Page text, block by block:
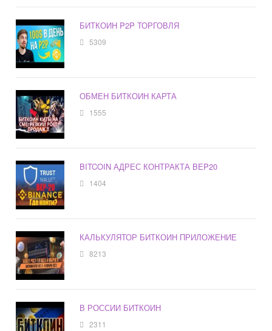
БИТКОИН P2P ТОРГОВЛЯ
5309
ОБМЕН БИТКОИН КАРТА
1555
BITCOIN АДРЕС КОНТРАКТА BEP20
1404
КАЛЬКУЛЯТОР БИТКОИН ПРИЛОЖЕНИЕ
8213
В РОССИИ БИТКОИН
2311